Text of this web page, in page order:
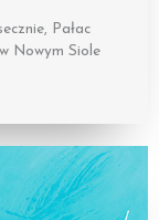
Pałac
Nowym Siole